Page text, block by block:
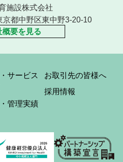
施設株式会社
都中野区東中野3-20-10
概要を見る
サービス
管理実績
お取引先の皆様へ
採用情報